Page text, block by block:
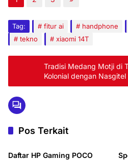
Tag: fitur ai handphone
tekno
xiaomi 14T
Tradisi Medang Motji di
Kolonial dengan Nasgitel
Pos Terkait
Tekno
Daftar HP Gaming POCO